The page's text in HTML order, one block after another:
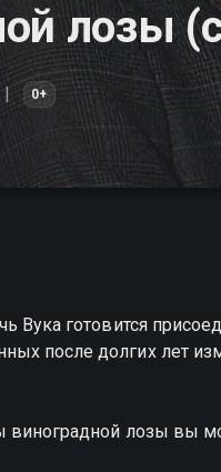
лозы
0+
Вука готовится
после долгих лет
виноградной лозы вы